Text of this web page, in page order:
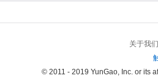
关于我们
© 2011 - 2019 YunGao, Inc. or its